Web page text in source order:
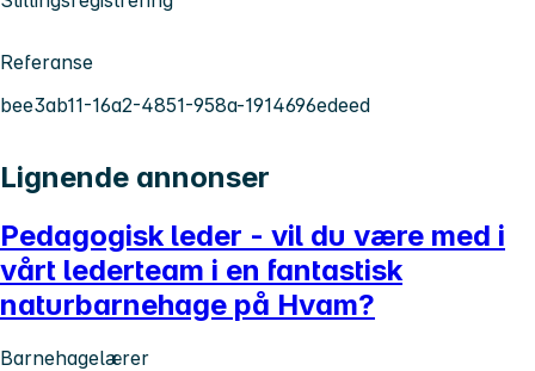
Referanse
bee3ab11-16a2-4851-958a-1914696edeed
Lignende annonser
Pedagogisk leder - vil du være med i
vårt lederteam i en fantastisk
naturbarnehage på Hvam?
Barnehagelærer